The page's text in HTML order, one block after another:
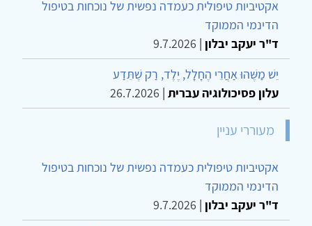
אקטיביות טיפולית כעמדה נפשית של נוכחות בטיפול
הדינמי הממוקד
ד"ר יעקב יבלון |
9.7.2026
יֵשׁ מַשֶּׁהוּ אַחֲרֵי הֶחָלָל, יֶלֶד, רַק שֶׁתֵּדַע
עלון פסיכולוגיה עברית |
26.7.2026
מעוררי עניין
אקטיביות טיפולית כעמדה נפשית של נוכחות בטיפול
הדינמי הממוקד
ד"ר יעקב יבלון |
9.7.2026